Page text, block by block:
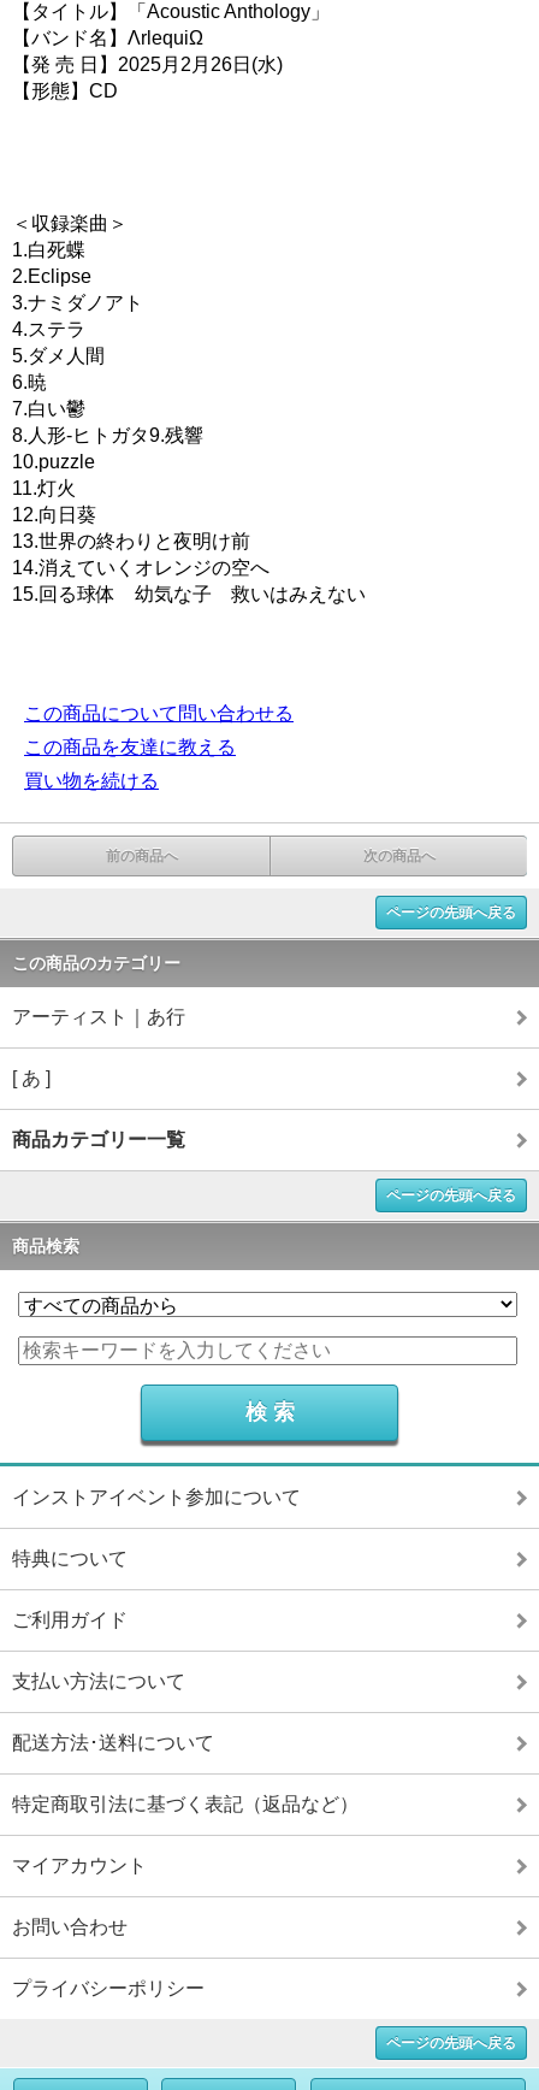
【タイトル】「Acoustic Anthology」
【バンド名】ΛrlequiΩ
【発 売 日】2025月2月26日(水)
【形態】CD
＜収録楽曲＞
1.白死蝶
2.Eclipse
3.ナミダノアト
4.ステラ
5.ダメ人間
6.暁
7.白い鬱
8.人形-ヒトガタ9.残響
10.puzzle
11.灯火
12.向日葵
13.世界の終わりと夜明け前
14.消えていくオレンジの空へ
15.回る球体 幼気な子 救いはみえない
この商品について問い合わせる
この商品を友達に教える
買い物を続ける
前の商品へ 次の商品へ
ページの先頭へ戻る
この商品のカテゴリー
アーティスト｜あ行
[ あ ]
商品カテゴリー一覧
ページの先頭へ戻る
商品検索
インストアイベント参加について
特典について
ご利用ガイド
支払い方法について
配送方法･送料について
特定商取引法に基づく表記（返品など）
マイアカウント
お問い合わせ
プライバシーポリシー
ページの先頭へ戻る